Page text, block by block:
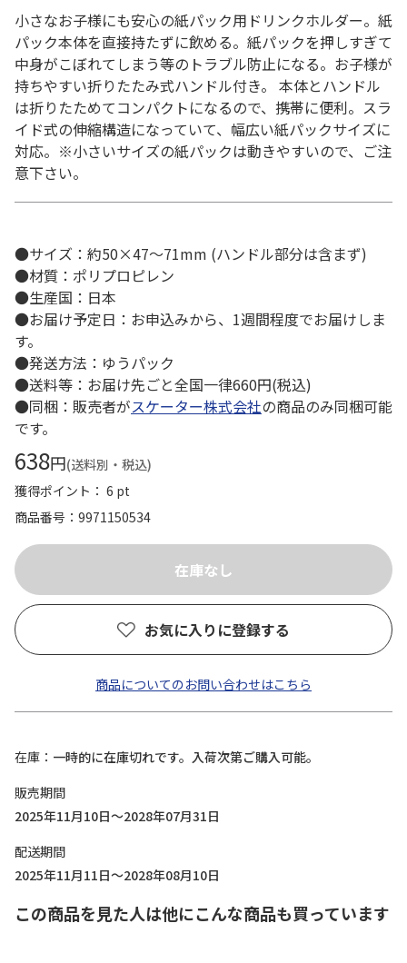
小さなお子様にも安心の紙パック用ドリンクホルダー。紙
パック本体を直接持たずに飲める。紙パックを押しすぎて
中身がこぼれてしまう等のトラブル防止になる。お子様が
持ちやすい折りたたみ式ハンドル付き。 本体とハンドル
は折りたためてコンパクトになるので、携帯に便利。スラ
イド式の伸縮構造になっていて、幅広い紙パックサイズに
対応。※小さいサイズの紙パックは動きやすいので、ご注
意下さい。
●サイズ：約50×47～71mm (ハンドル部分は含まず)
●材質：ポリプロピレン
●生産国：日本
●お届け予定日：お申込みから、1週間程度でお届けしま
す。
●発送方法：ゆうパック
●送料等：お届け先ごと全国一律660円(税込)
●同梱：販売者がスケーター株式会社の商品のみ同梱可能
です。
638円(送料別・税込)
獲得ポイント： 6 pt
商品番号
9971150534
お気に入りに登録する
商品についてのお問い合わせはこちら
在庫
一時的に在庫切れです。入荷次第ご購入可能。
販売期間
2025年11月10日～2028年07月31日
配送期間
2025年11月11日～2028年08月10日
この商品を見た人は他にこんな商品も買っています